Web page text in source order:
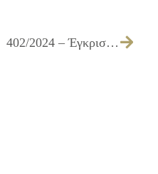
402/2024 – Έγκριση του 2ου Ανακεφαλαιωτικού Πίνακα Εργασιών του έργου ΣΗΜΕΙΑΚΕΣ ΕΠΕΜΒΑΣΕΙΣ ΓΙΑ ΤΗΝ ΒΕΛΤΙΩΣΗ ΚΑΙ ΑΡΣΗ ΕΠΙΚΙΝΔΥΝΟΤΗΤΑΣ ΠΕΖΟΔΡΟΜΙΩΝ ΕΡΓ. Α3/23